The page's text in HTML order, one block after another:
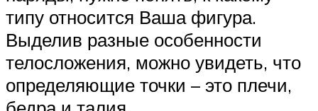
типу относится Ваша фигура.
Выделив разные особенности
телосложения, можно увидеть, что
определяющие точки – это плечи,